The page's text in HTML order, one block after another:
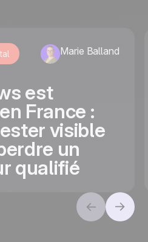
Marie Balland
est
France :
visible
un
qualifié